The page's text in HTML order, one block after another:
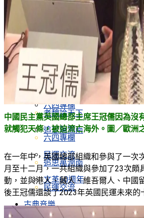
雪山下的火焰
嚴家祺新著
嚴家祺新著
老魏論天下
六四專欄
追思萬潤南
民運交流
文革60週年
古典音樂
雪山下的火焰
嚴家祺新著
嚴家祺新著
老魏論天下
六四專欄
追思萬潤南
民運交流
文革60週年
中國民主黨英國總部主席王冠儒因為沒
就觸犯天條，被迫流亡海外。圖／歐洲
在一年中，英國總部組織和參與了一次
月至十二月，一共組織與參加了23次頗
動，並與港人、藏人、維吾爾人、中國
後王冠儒還談了2023年英國民運未來的